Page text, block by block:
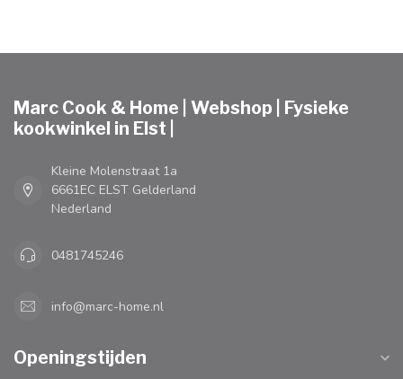
Marc Cook & Home | Webshop | Fysieke
kookwinkel in Elst |
Kleine Molenstraat 1a
6661EC ELST Gelderland
Nederland
0481745246
info@marc-home.nl
Openingstijden